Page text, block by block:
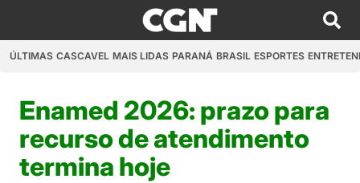
ÚLTIMAS CASCAVEL MAIS LIDAS PARANÁ BRASIL ESPORTES
Enamed 2026: prazo para
recurso de atendimento
termina hoje